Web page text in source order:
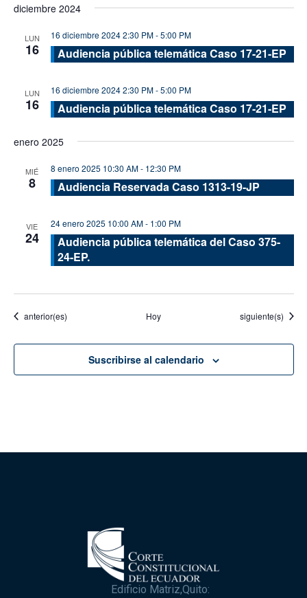
diciembre 2024
LUN
16
16 diciembre 2024 2:30 PM-5:00 PM
Audiencia pública telemática Caso 17-21-EP
LUN
16
16 diciembre 2024 2:30 PM-5:00 PM
Audiencia pública telemática Caso 17-21-EP
enero 2025
MIÉ
8
8 enero 2025 10:30 AM- 12:30 PM
Audiencia Reservada Caso 1313-19-JP
VIE
24
24 enero 2025 10:00 AM- 1:00 PM
Audiencia pública telemática del Caso 375-
24-EP.
Eventos
anterior(es) Hoy Eventos
siguiente(s)
Suscribirse al calendario
Edificio Matriz,Quito: